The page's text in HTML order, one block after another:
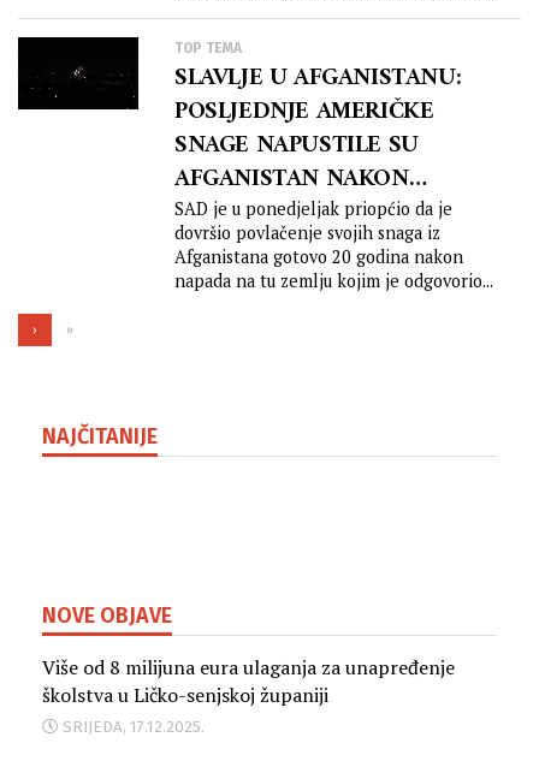
TOP TEMA
SLAVLJE U AFGANISTANU:
POSLJEDNJE AMERIČKE
SNAGE NAPUSTILE SU
AFGANISTAN NAKON
GOTOVO 20 GODINA
SAD je u ponedjeljak priopćio da je
dovršio povlačenje svojih snaga iz
Afganistana gotovo 20 godina nakon
napada na tu zemlju kojim je odgovorio...
› »
NAJČITANIJE
NOVE OBJAVE
Više od 8 milijuna eura ulaganja za unapređenje
školstva u Ličko-senjskoj županiji
SRIJEDA, 17.12.2025.